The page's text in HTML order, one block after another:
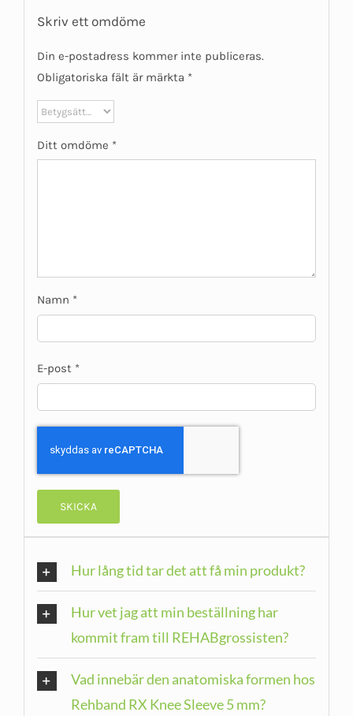
Skriv ett omdöme
Din e-postadress kommer inte publiceras.
Obligatoriska fält är märkta *
Ditt omdöme *
Namn *
E-post *
Hur lång tid tar det att få min produkt?
Hur vet jag att min beställning har
kommit fram till REHABgrossisten?
Vad innebär den anatomiska formen hos
Rehband RX Knee Sleeve 5 mm?